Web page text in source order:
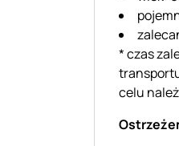
* czas
celu